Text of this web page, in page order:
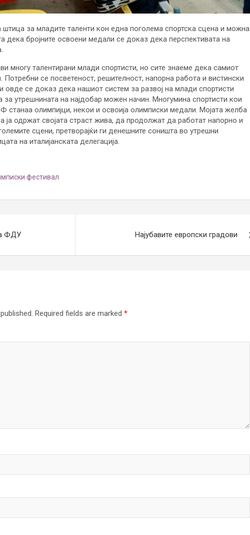
за младите таленти кон една поголема спортска сцена и можна
дека бројните освоени медали се доказ дека перспективата на
многу талентирани млади спортисти, но сите знаеме дека самиот
Потребни се посветеност, решителност, напорна работа и вистински
се доказ дека нашиот систем за развој на млади спортисти
за утрешнината на најдобар можен начин. Многумина спортисти кои
станаа олимпијци, некои и освоија олимписки медали. Мојата желба
ја одржат својата страст жива, да продолжат да работат напорно и
сцени, претворајќи ги денешните соништа во утрешни
на италијанската делегација.
фестивал
ФДУ Најубавите европски градови
Required fields are marked *